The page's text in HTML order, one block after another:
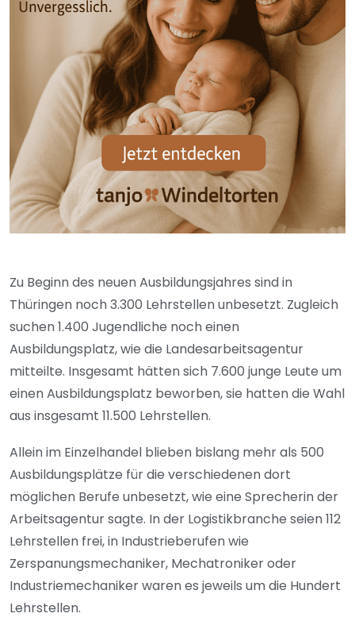
Zu Beginn des neuen Ausbildungsjahres sind in
Thüringen noch 3.300 Lehrstellen unbesetzt. Zugleich
suchen 1.400 Jugendliche noch einen
Ausbildungsplatz, wie die Landesarbeitsagentur
mitteilte. Insgesamt hätten sich 7.600 junge Leute um
einen Ausbildungsplatz beworben, sie hatten die Wahl
aus insgesamt 11.500 Lehrstellen.
Allein im Einzelhandel blieben bislang mehr als 500
Ausbildungsplätze für die verschiedenen dort
möglichen Berufe unbesetzt, wie eine Sprecherin der
Arbeitsagentur sagte. In der Logistikbranche seien 112
Lehrstellen frei, in Industrieberufen wie
Zerspanungsmechaniker, Mechatroniker oder
Industriemechaniker waren es jeweils um die Hundert
Lehrstellen.